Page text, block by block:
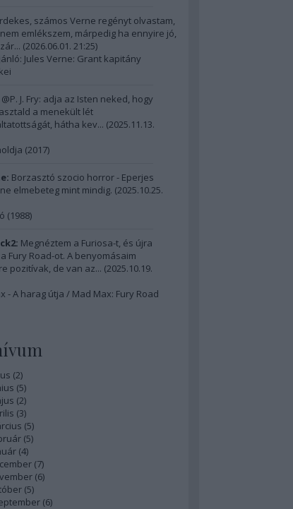
számos Verne regényt olvastam,
emlékszem, márpedig ha ennyire jó,
(2026.06.01. 21:25)
Jules Verne: Grant kapitány
@P. J. Fry: adja az Isten neked, hogy
a menekült lét
hátha kev... (2025.11.13.
(2017)
Borzasztó szocio horror - Eperjes
elmebeteg mint mindig. (2025.10.25.
(1988)
Megnéztem a Furiosa-t, és újra
Fury Road-ot. A benyomásaim
pozitívak, de van az... (2025.10.19.
- A harag útja / Mad Max: Fury Road
(2)
(5)
(2)
(3)
(5)
(5)
(4)
(7)
(6)
(5)
(6)